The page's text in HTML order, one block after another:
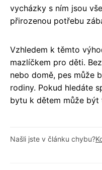
vycházky s ním jsou
přirozenou potřebu
Vzhledem k těmto
mazlíčkem pro děti.
nebo domě, pes může
rodiny. Pokud hledáte
bytu k dětem může
Našli jste v článku chybu?